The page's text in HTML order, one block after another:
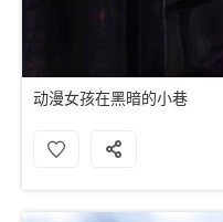
动漫女孩在黑暗的小巷